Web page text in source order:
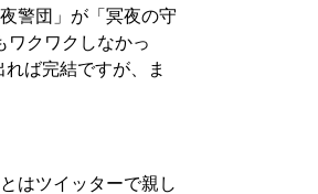
警団」が「冥夜の守
クワクしなかっ
ば完結ですが、ま
はツイッターで親し